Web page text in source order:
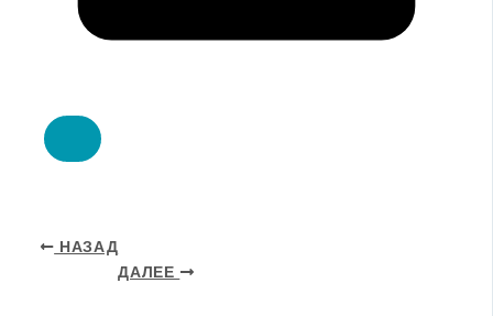
НАЗАД
ДАЛЕЕ